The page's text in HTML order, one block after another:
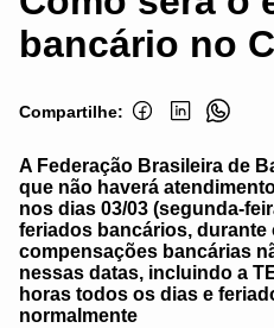
bancário no
Compartilhe:
A Federação Brasileira de
que não haverá
nos dias 03/03 (segunda-
feriados bancários, durante
compensações bancárias
nessas datas, incluindo a
horas todos os dias e
normalmente